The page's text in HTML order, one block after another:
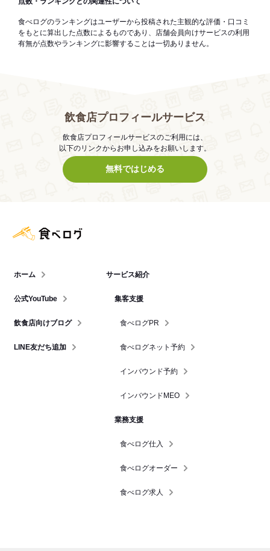
食べログのランキングはユーザーから投稿された主観的な評価・口コミ
をもとに算出した点数によるものであり、店舗会員向けサービスの利用
有無が点数やランキングに影響することは一切ありません。
飲食店プロフィールサービス
飲食店プロフィールサービスのご利用には、
以下のリンクからお申し込みをお願いします。
無料ではじめる
ホーム
公式YouTube
飲食店向けブログ
LINE友だち追加
サービス紹介
集客支援
食べログPR
食べログネット予約
インバウンド予約
インバウンドMEO
業務支援
食べログ仕入
食べログオーダー
食べログ求人